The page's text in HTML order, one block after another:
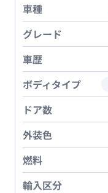
車種
グレード
車歴
ボディタイプ
ドア数
外装色
燃料
輸入区分